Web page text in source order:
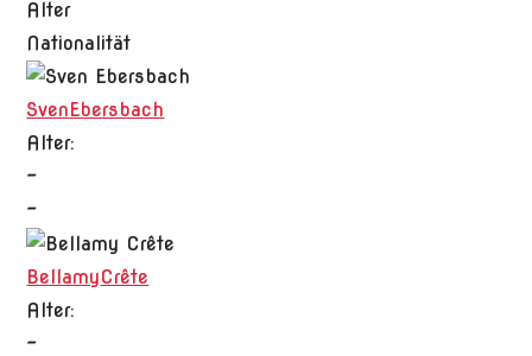
Alter
Nationalität
SvenEbersbach
Alter:
-
-
BellamyCrête
Alter:
-